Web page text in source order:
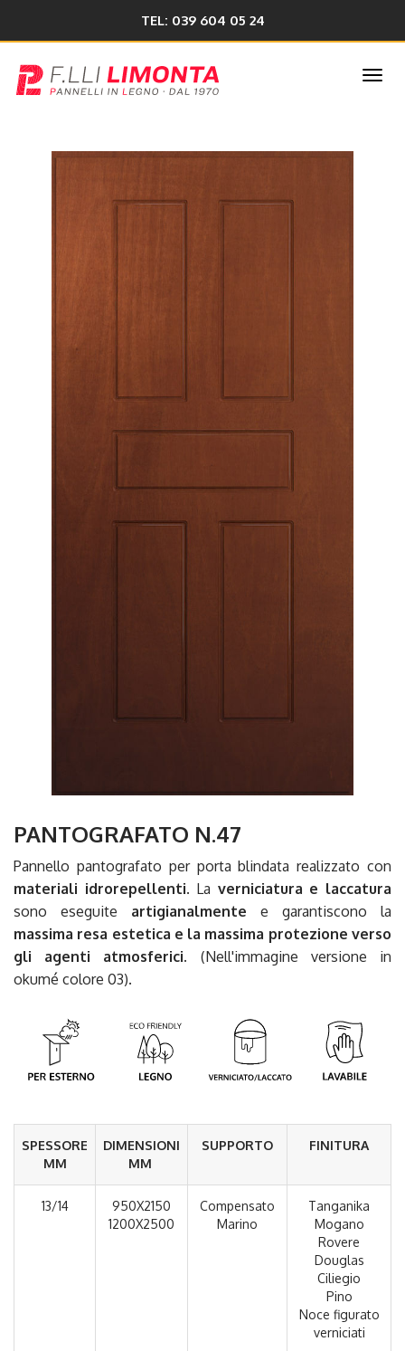
TEL: 039 604 05 24
PANTOGRAFATO N.47
Pannello pantografato per porta blindata realizzato con
materiali idrorepellenti. La verniciatura e laccatura
sono eseguite artigianalmente e garantiscono la
massima resa estetica e la massima protezione verso
gli agenti atmosferici. (Nell'immagine versione in
okumé colore 03).
SPESSORE
MM
DIMENSIONI
MM
SUPPORTO FINITURA
13/14
950X2150
1200X2500
Compensato
Marino
Tanganika
Mogano
Rovere
Douglas
Ciliegio
Pino
Noce figurato
verniciati